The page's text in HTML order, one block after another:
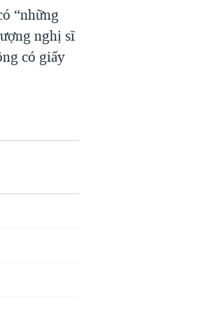
“những
nghị sĩ
có giấy